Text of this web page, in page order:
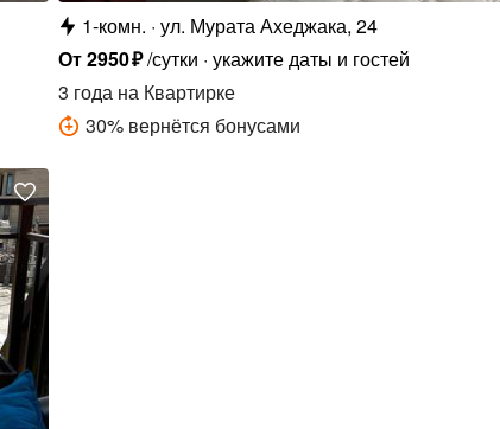
1-комн. ул. Мурата Ахеджака, 24
От2950₽/сутки укажите даты и гостей
3 года на Квартирке
30% вернётся бонусами